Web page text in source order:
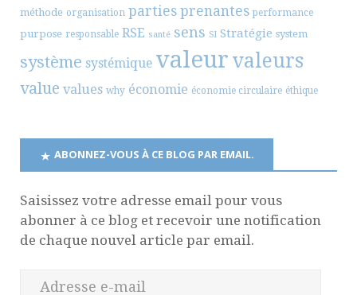
méthode organisation parties prenantes performance
purpose responsable RSE santé sens SI Stratégie system
système systémique valeur valeurs
value values why économie économie circulaire éthique
ABONNEZ-VOUS À CE BLOG PAR EMAIL.
Saisissez votre adresse email pour vous
abonner à ce blog et recevoir une notification
de chaque nouvel article par email.